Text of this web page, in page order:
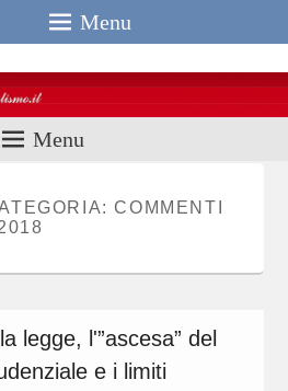
Menu
Menu
COMMENTI
legge, l'”ascesa” del
e i limiti